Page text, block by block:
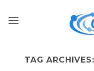
TAG ARCHIVES: